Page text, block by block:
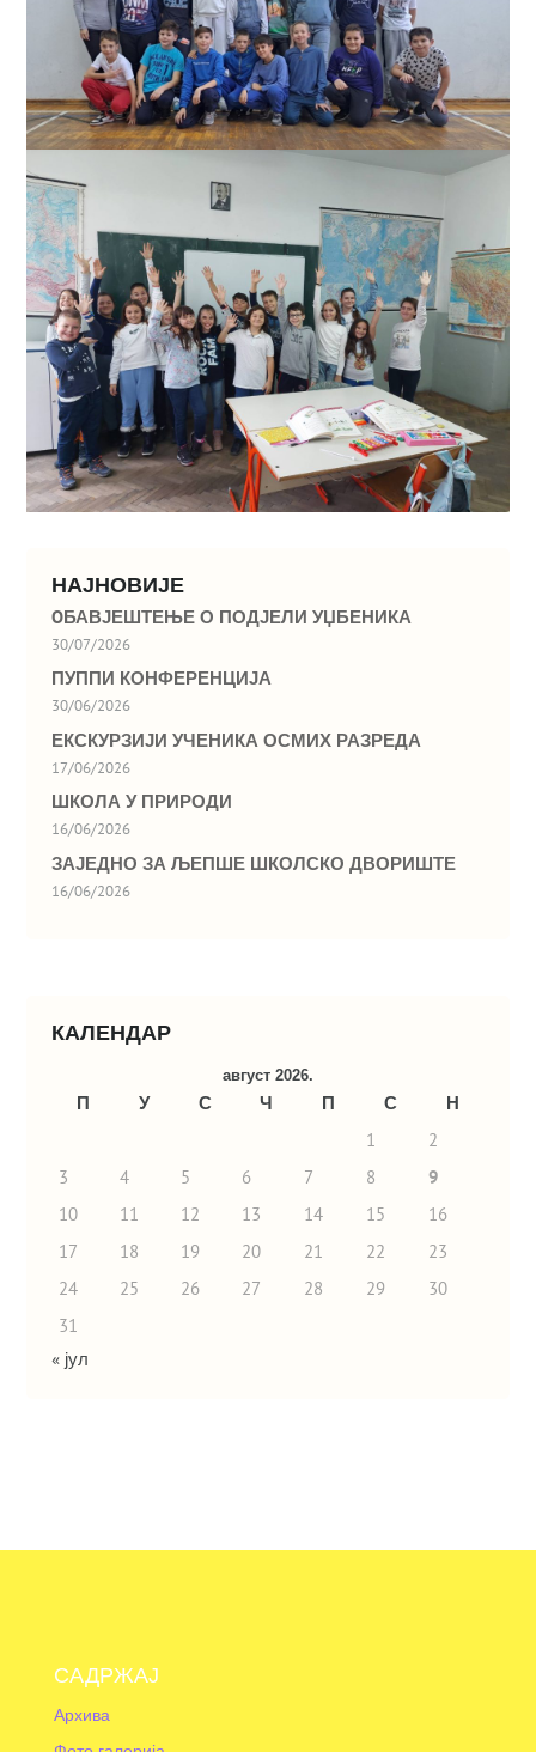
НАЈНОВИЈЕ
OБАВЈЕШТЕЊЕ О ПОДЈЕЛИ УЏБЕНИКА
30/07/2026
ПУППИ КОНФЕРЕНЦИЈА
30/06/2026
ЕКСКУРЗИЈИ УЧЕНИКА ОСМИХ РАЗРЕДА
17/06/2026
ШКОЛА У ПРИРОДИ
16/06/2026
ЗАЈЕДНО ЗА ЉЕПШЕ ШКОЛСКО ДВОРИШТЕ
16/06/2026
КАЛЕНДАР
август 2026.
П У С Ч П С
Н
1
2
3
4 5 6 7 8
9
10
11 12 13 14 15
16
17
18 19 20 21 22
23
24
25 26 27 28 29
30
31
« јул
САДРЖАЈ
Архива